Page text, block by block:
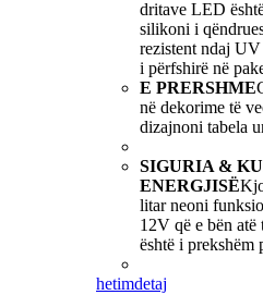
dritave LED
silikoni i
rezistent ndaj
i përfshirë në
E PRERSHME
në dekorime të
dizajnoni tabela
SIGURIA &
ENERGJISË
litar neoni
12V që e bën atë
është i prekshëm
hetimdetaj